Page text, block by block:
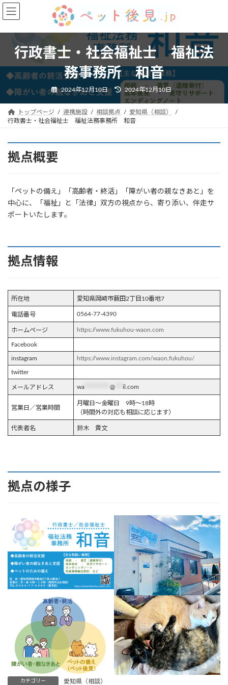
コ
ン
ッ
プ
ナ
ビ
移
動
行政書士・社会福祉士 福祉法
務事務所 和音
2024年12月10日
最
終
更
日
時
2024年12月10日
トップページ 連携施設 相談拠点
愛知県（相談）
行政書士・社会福祉士 福祉法務事務所 和音
拠点概要
「ペットの備え」「高齢者・終活」「障がい者の親なきあと」を
中心に、「福祉」と「法律」双方の視点から、寄り添い、伴走サ
ポートいたします。
拠点情報
所在地 愛知県岡崎市薮田2丁目10番地7
電話番号 0564-77-4390
ホームページ https://www.fukuhou-waon.com
Facebook
instagram https://www.instagram.com/waon.fukuhou/
twitter
メールアドレス wa **********@ ***il.com
営業日／営業時間
月曜日～金曜日 9時～18時
（時間外の対応も相談に応じます）
代表者名 鈴木 貴文
拠点の様子
カテゴリー 愛知県（相談）